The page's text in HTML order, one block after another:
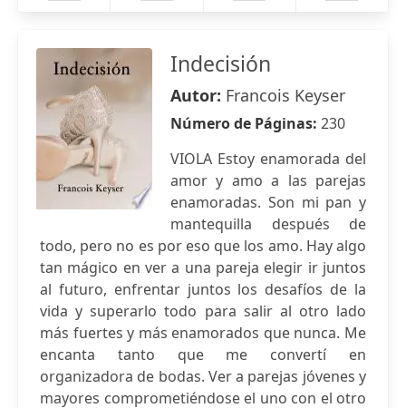
Indecisión
Autor: Francois Keyser
Número de Páginas: 230
VIOLA Estoy enamorada del
amor y amo a las parejas
enamoradas. Son mi pan y
mantequilla después de
todo, pero no es por eso que los amo. Hay algo
tan mágico en ver a una pareja elegir ir juntos
al futuro, enfrentar juntos los desafíos de la
vida y superarlo todo para salir al otro lado
más fuertes y más enamorados que nunca. Me
encanta tanto que me convertí en
organizadora de bodas. Ver a parejas jóvenes y
mayores comprometiéndose el uno con el otro